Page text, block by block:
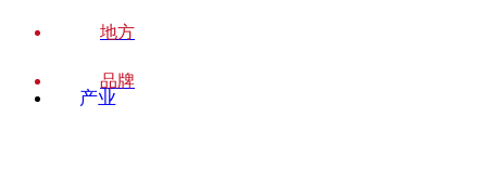
产业
地方
品牌